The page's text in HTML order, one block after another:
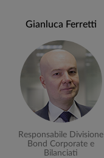
Gianluca Ferretti
Responsabile Divisione
Bond Corporate e
Bilanciati